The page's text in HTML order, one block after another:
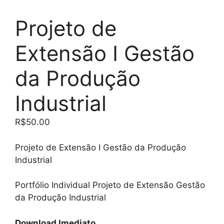
Projeto de
Extensão I Gestão
da Produção
Industrial
R$50.00
Projeto de Extensão I Gestão da Produção
Industrial
Portfólio Individual Projeto de Extensão Gestão
da Produção Industrial